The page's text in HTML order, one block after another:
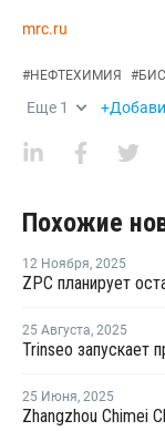
mrc.ru
#НЕФТЕХИМИЯ #
Еще 1
Похожие
12 Ноября, 2025
25 Августа, 2025
Trinseo запускает
25 Июня, 2025